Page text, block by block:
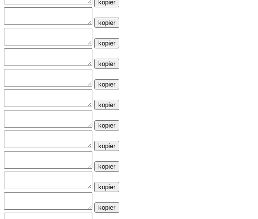
kopier
kopier
kopier
kopier
kopier
kopier
kopier
kopier
kopier
kopier
kopier